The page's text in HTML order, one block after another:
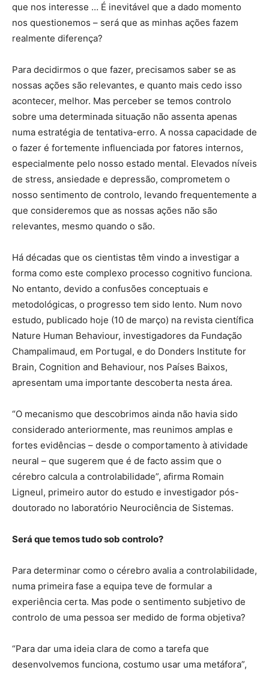
que nos interesse … É inevitável que a dado momento
nos questionemos – será que as minhas ações fazem
realmente diferença?
Para decidirmos o que fazer, precisamos saber se as
nossas ações são relevantes, e quanto mais cedo isso
acontecer, melhor. Mas perceber se temos controlo
sobre uma determinada situação não assenta apenas
numa estratégia de tentativa-erro. A nossa capacidade de
o fazer é fortemente influenciada por fatores internos,
especialmente pelo nosso estado mental. Elevados níveis
de stress, ansiedade e depressão, comprometem o
nosso sentimento de controlo, levando frequentemente a
que consideremos que as nossas ações não são
relevantes, mesmo quando o são.
Há décadas que os cientistas têm vindo a investigar a
forma como este complexo processo cognitivo funciona.
No entanto, devido a confusões conceptuais e
metodológicas, o progresso tem sido lento. Num novo
estudo, publicado hoje (10 de março) na revista científica
Nature Human Behaviour, investigadores da Fundação
Champalimaud, em Portugal, e do Donders Institute for
Brain, Cognition and Behaviour, nos Países Baixos,
apresentam uma importante descoberta nesta área.
“O mecanismo que descobrimos ainda não havia sido
considerado anteriormente, mas reunimos amplas e
fortes evidências – desde o comportamento à atividade
neural – que sugerem que é de facto assim que o
cérebro calcula a controlabilidade”, afirma Romain
Ligneul, primeiro autor do estudo e investigador pós-
doutorado no laboratório Neurociência de Sistemas.
Será que temos tudo sob controlo?
Para determinar como o cérebro avalia a controlabilidade,
numa primeira fase a equipa teve de formular a
experiência certa. Mas pode o sentimento subjetivo de
controlo de uma pessoa ser medido de forma objetiva?
“Para dar uma ideia clara de como a tarefa que
desenvolvemos funciona, costumo usar uma metáfora”,